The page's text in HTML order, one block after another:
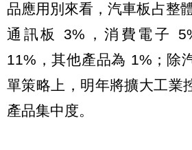
品應用別來看，汽車板占整
通訊板 3%，消費電子
11%，其他產品為 1%；除
單策略上，明年將擴大工業
產品集中度。